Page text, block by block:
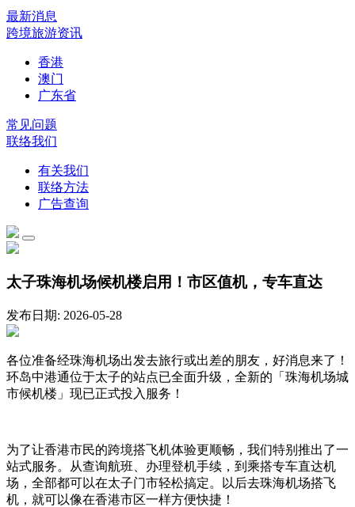
最新消息
跨境旅游资讯
香港
澳门
广东省
常见问题
联络我们
有关我们
联络方法
广告查询
太子珠海机场候机楼启用！市区值机，专车直达
发布日期: 2026-05-28
各位准备经珠海机场出发去旅行或出差的朋友，好消息来了！
环岛中港通位于太子的站点已全面升级，全新的「珠海机场城
市候机楼」现已正式投入服务！
为了让香港市民的跨境搭飞机体验更顺畅，我们特别推出了一
站式服务。从查询航班、办理登机手续，到乘搭专车直达机
场，全部都可以在太子门市轻松搞定。以后去珠海机场搭飞
机，就可以像在香港市区一样方便快捷！